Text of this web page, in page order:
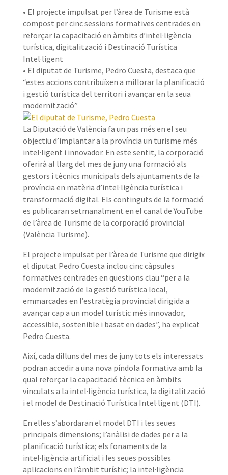
• El projecte impulsat per l’àrea de Turisme està
compost per cinc sessions formatives centrades en
reforçar la capacitació en àmbits d’intel·ligència
turística, digitalització i Destinació Turística
Intel·ligent
• El diputat de Turisme, Pedro Cuesta, destaca que
“estes accions contribuïxen a millorar la planificació
i gestió turística del territori i avançar en la seua
modernització”
La Diputació de València fa un pas més en el seu
objectiu d’implantar a la província un turisme més
intel·ligent i innovador. En este sentit, la corporació
oferirà al llarg del mes de juny una formació als
gestors i tècnics municipals dels ajuntaments de la
província en matèria d’intel·ligència turística i
transformació digital. Els continguts de la formació
es publicaran setmanalment en el canal de YouTube
de l’àrea de Turisme de la corporació provincial
(València Turisme).
El projecte impulsat per l’àrea de Turisme que dirigix
el diputat Pedro Cuesta inclou cinc càpsules
formatives centrades en qüestions clau “per a la
modernització de la gestió turística local,
emmarcades en l’estratègia provincial dirigida a
avançar cap a un model turístic més innovador,
accessible, sostenible i basat en dades”, ha explicat
Pedro Cuesta.
Així, cada dilluns del mes de juny tots els interessats
podran accedir a una nova píndola formativa amb la
qual reforçar la capacitació tècnica en àmbits
vinculats a la intel·ligència turística, la digitalització
i el model de Destinació Turística Intel·ligent (DTI).
En elles s’abordaran el model DTI i les seues
principals dimensions; l’anàlisi de dades per a la
planificació turística; els fonaments de la
intel·ligència artificial i les seues possibles
aplicacions en l’àmbit turístic; la intel·ligència